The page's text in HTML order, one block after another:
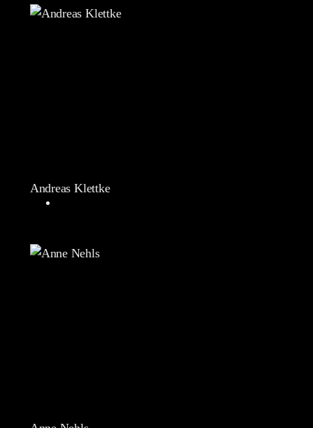
Andreas Klettke